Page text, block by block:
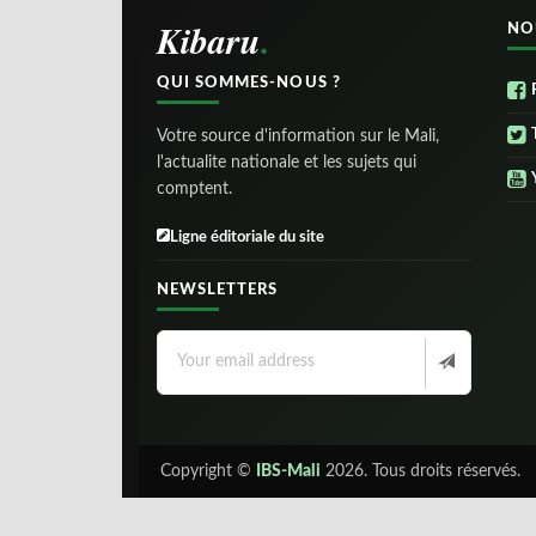
Kibaru
QUI SOMMES-NOUS ?
Votre source d'information sur le Mali,
l'actualite nationale et les sujets qui
comptent.
Ligne éditoriale du site
NEWSLETTERS
Copyright © IBS-Mali 2026. Tous droits réservés.